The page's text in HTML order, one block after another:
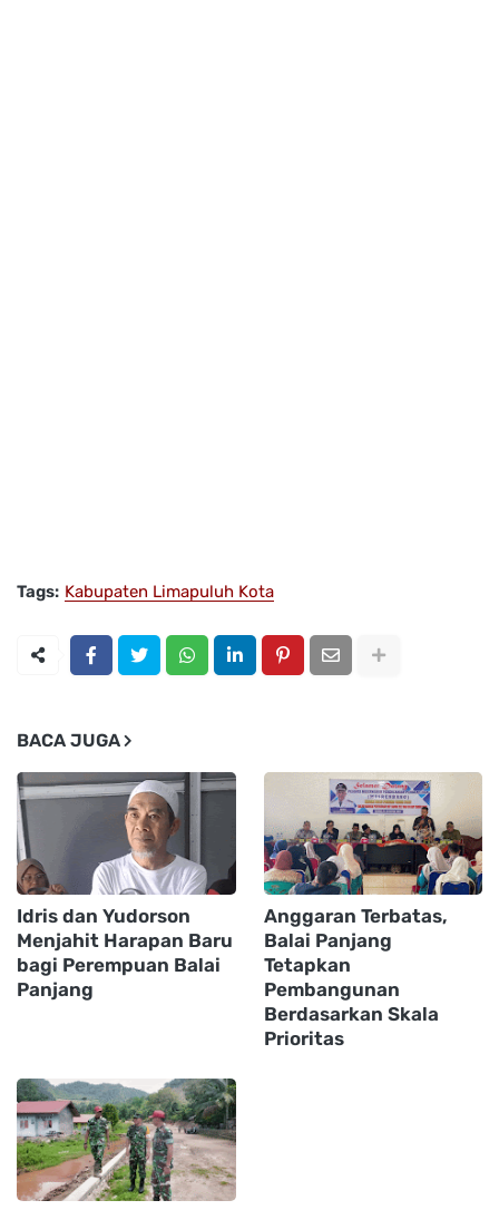
Tags: Kabupaten Limapuluh Kota
BACA JUGA
Idris dan Yudorson
Menjahit Harapan Baru
bagi Perempuan Balai
Panjang
Anggaran Terbatas,
Balai Panjang
Tetapkan
Pembangunan
Berdasarkan Skala
Prioritas